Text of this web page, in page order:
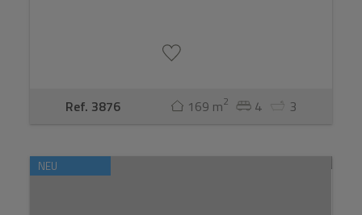
Ref. 3876 169 m2 4 3
NEU